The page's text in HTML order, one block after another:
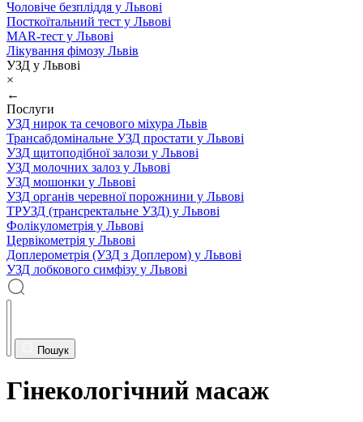
Чоловіче безпліддя у Львові
Посткоїтальний тест у Львові
MAR-тест у Львові
Лікування фімозу Львів
УЗД у Львові
×
←
Послуги
УЗД нирок та сечового міхура Львів
Трансабдомінальне УЗД простати у Львові
УЗД щитоподібної залози у Львові
УЗД молочних залоз у Львові
УЗД мошонки у Львові
УЗД органів черевної порожнини у Львові
ТРУЗД (трансректальне УЗД) у Львові
Фолікулометрія у Львові
Цервікометрія у Львові
Доплерометрія (УЗД з Доплером) у Львові
УЗД лобкового симфізу у Львові
Пошук
Гінекологічний масаж